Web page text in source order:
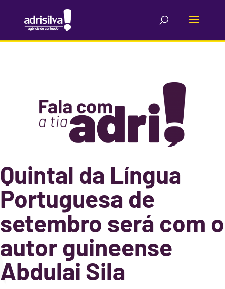
Quintal da Língua
Portuguesa de
setembro será com o
autor guineense
Abdulai Sila